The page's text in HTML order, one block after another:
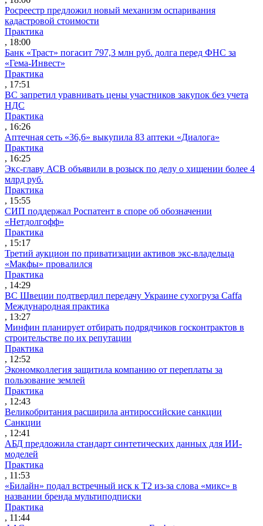
Росреестр предложил новый механизм оспаривания
кадастровой стоимости
Практика
, 18:00
Банк «Траст» погасит 797,3 млн руб. долга перед ФНС за
«Гема-Инвест»
Практика
, 17:51
ВС запретил уравнивать цены участников закупок без учета
НДС
Практика
, 16:26
Аптечная сеть «36,6» выкупила 83 аптеки «Диалога»
Практика
, 16:25
Экс-главу АСВ объявили в розыск по делу о хищении более 4
млрд руб.
Практика
, 15:55
СИП поддержал Роспатент в споре об обозначении
«Нетдолгофф»
Практика
, 15:17
Третий аукцион по приватизации активов экс-владельца
«Макфы» провалился
Практика
, 14:29
ВС Швеции подтвердил передачу Украине сухогруза Caffa
Международная практика
, 13:27
Минфин планирует отбирать подрядчиков госконтрактов в
строительстве по их репутации
Практика
, 12:52
Экономколлегия защитила компанию от переплаты за
пользование землей
Практика
, 12:43
Великобритания расширила антироссийские санкции
Санкции
, 12:41
АБД предложила стандарт синтетических данных для ИИ-
моделей
Практика
, 11:53
«Билайн» подал встречный иск к Т2 из-за слова «микс» в
названии бренда мультиподписки
Практика
, 11:44